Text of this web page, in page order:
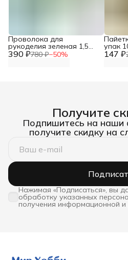
390 ₽780 ₽−50%
Проволока для
рукоделия зеленая 1,5
мм*10 м Astra&Craft 147 ₽
упак
Получите
Подпишитесь на наши
получите скидку на
Нажимая «Подписаться», вы
обработку указанных
получения информационной